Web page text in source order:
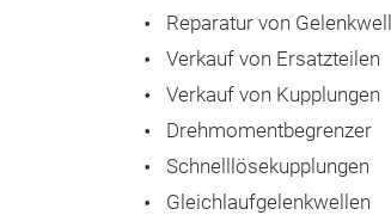
Reparatur von
Verkauf von Ersatzteilen
Verkauf von Kupplungen
Drehmomentbegrenzer
Schnelllösekupplungen
Gleichlaufgelenkwellen